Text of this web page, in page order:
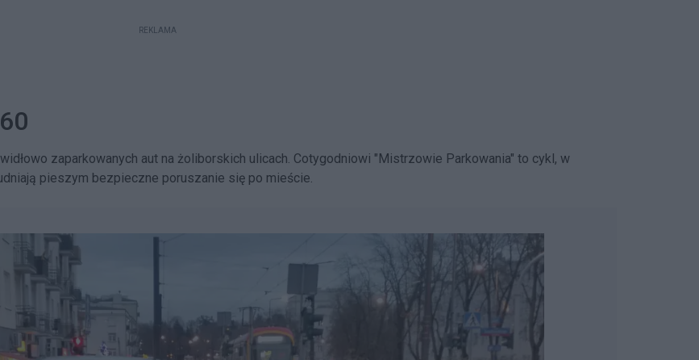
REKLAMA
zaparkowanych aut na żoliborskich ulicach. Cotygodniowi "Mistrzowie Parkowania" to cykl, w
pieszym bezpieczne poruszanie się po mieście.